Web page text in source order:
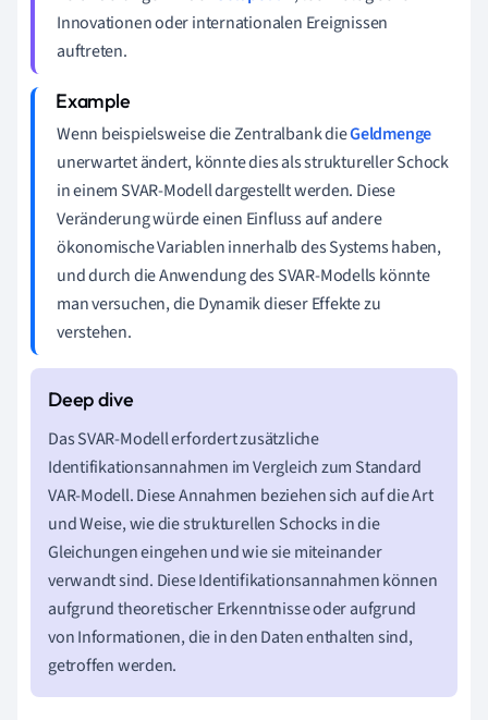
Innovationen oder internationalen Ereignissen
auftreten.
Wenn beispielsweise die Zentralbank dieGeldmenge
unerwartet ändert, könnte dies als struktureller Schock
in einem SVAR-Modell dargestellt werden. Diese
Veränderung würde einen Einfluss auf andere
ökonomische Variablen innerhalb des Systems haben,
und durch die Anwendung des SVAR-Modells könnte
man versuchen, die Dynamik dieser Effekte zu
verstehen.
Das SVAR-Modell erfordert zusätzliche
Identifikationsannahmen im Vergleich zum Standard
VAR-Modell. Diese Annahmen beziehen sich auf die Art
und Weise, wie die strukturellen Schocks in die
Gleichungen eingehen und wie sie miteinander
verwandt sind. Diese Identifikationsannahmen können
aufgrund theoretischer Erkenntnisse oder aufgrund
von Informationen, die in den Daten enthalten sind,
getroffen werden.